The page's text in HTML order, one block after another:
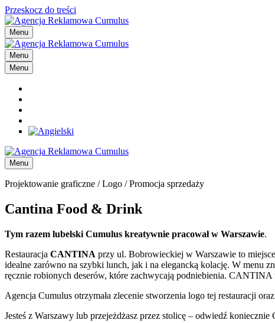
Przeskocz do treści
Menu
Menu
Menu
Menu
Projektowanie graficzne / Logo / Promocja sprzedaży
Cantina Food & Drink
Tym razem lubelski Cumulus kreatywnie pracował w Warszawie.
Restauracja CANTINA przy ul. Bobrowieckiej w Warszawie to
idealne zarówno na szybki lunch, jak i na elegancką kolację. W menu
ręcznie robionych deserów, które zachwycają podniebienia.
Agencja Cumulus otrzymała zlecenie stworzenia logo tej restauracji
Jesteś z Warszawy lub przejeżdżasz przez stolicę – odwiedź